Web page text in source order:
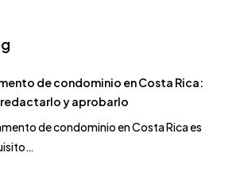
de condominio en Costa Rica:
y aprobarlo
de condominio en Costa Rica es